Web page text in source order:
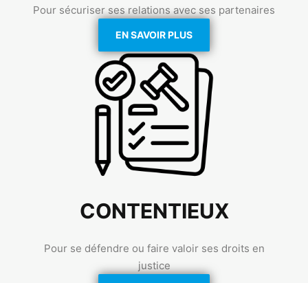
Pour sécuriser ses relations avec ses partenaires
EN SAVOIR PLUS
CONTENTIEUX
Pour se défendre ou faire valoir ses droits en
justice